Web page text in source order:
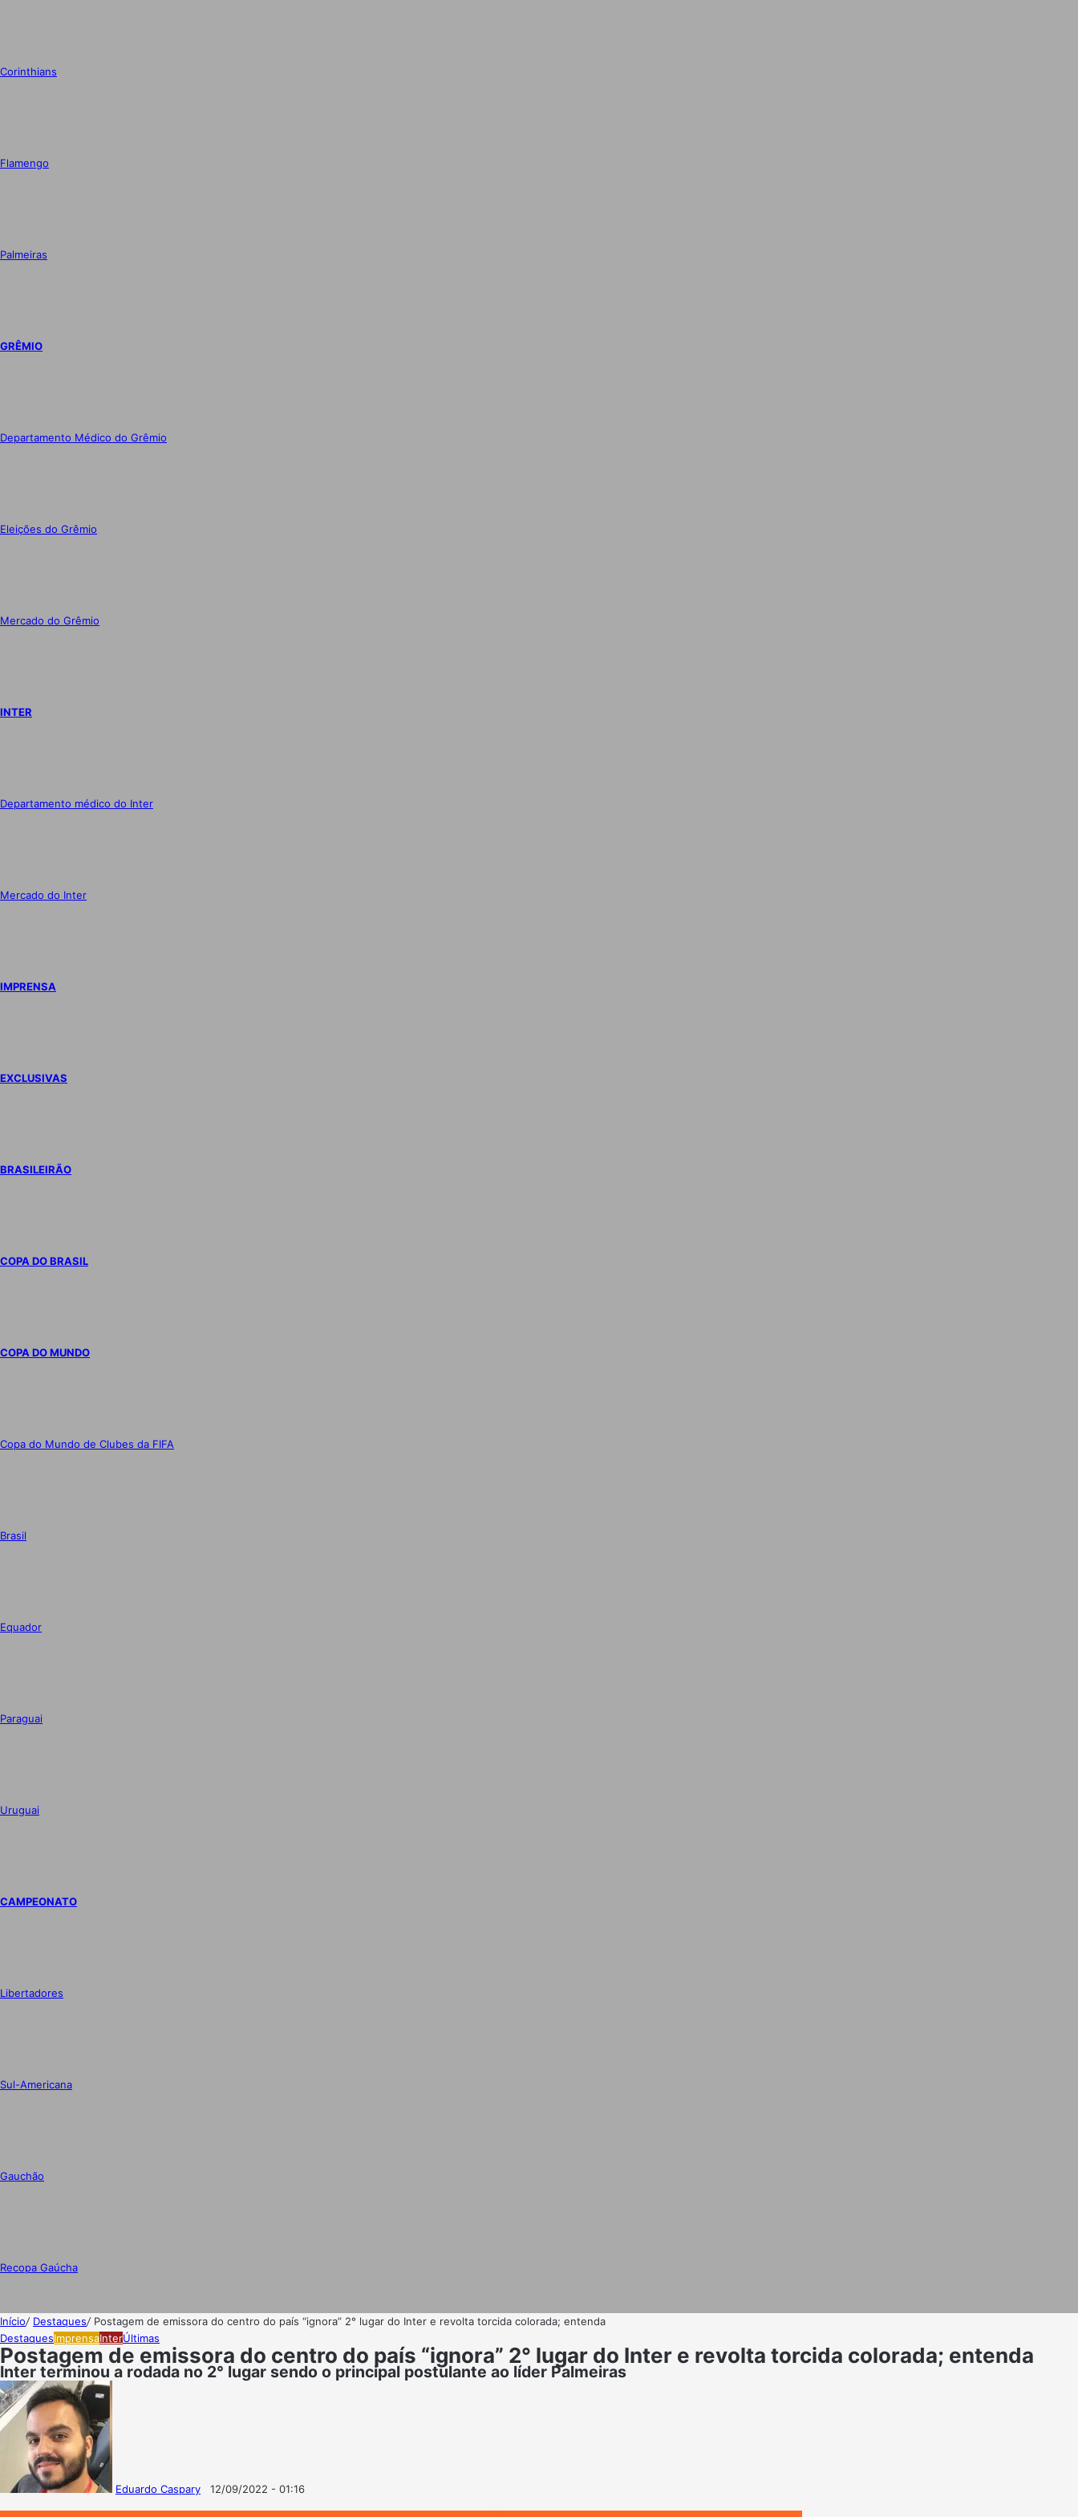
Corinthians
Flamengo
Palmeiras
GRÊMIO
Departamento Médico do Grêmio
Eleições do Grêmio
Mercado do Grêmio
INTER
Departamento médico do Inter
Mercado do Inter
IMPRENSA
EXCLUSIVAS
BRASILEIRÃO
COPA DO BRASIL
COPA DO MUNDO
Copa do Mundo de Clubes da FIFA
Brasil
Equador
Paraguai
Uruguai
CAMPEONATO
Libertadores
Sul-Americana
Gauchão
Recopa Gaúcha
Início/ Destaques/ Postagem de emissora do centro do país “ignora” 2° lugar do Inter e revolta torcida colorada; entenda
DestaquesImprensaInterÚltimas
Postagem de emissora do centro do país “ignora” 2° lugar do Inter e revolta torcida colorada; entenda
Inter terminou a rodada no 2° lugar sendo o principal postulante ao líder Palmeiras
Eduardo Caspary
Follow
on
Mande
um
12/09/2022 - 01:16